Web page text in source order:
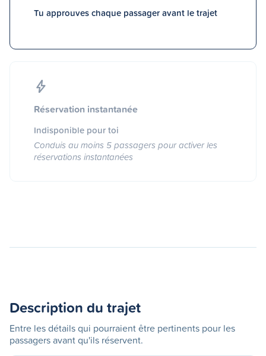
Tu approuves chaque passager avant le trajet
Réservation instantanée
Indisponible pour toi
Conduis au moins 5 passagers pour activer les
réservations instantanées
Description du trajet
Entre les détails qui pourraient être pertinents pour les
passagers avant qu'ils réservent.